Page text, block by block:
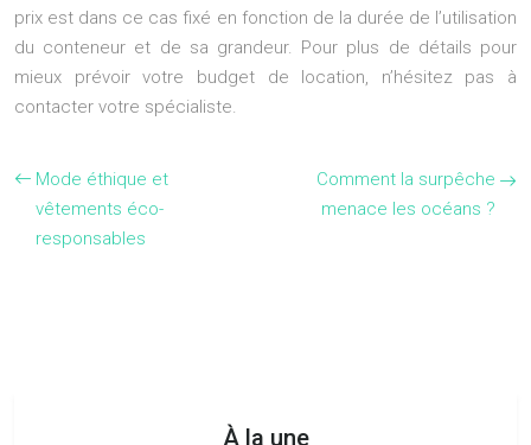
prix est dans ce cas fixé en fonction de la durée de l’utilisation
du conteneur et de sa grandeur. Pour plus de détails pour
mieux prévoir votre budget de location, n’hésitez pas à
contacter votre spécialiste.
Mode éthique et
vêtements éco-
responsables
Comment la surpêche
menace les océans ?
À la une